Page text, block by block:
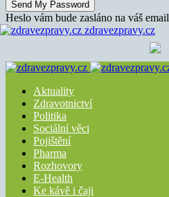
Heslo vám bude zasláno na váš email
zdravezpravy.cz
Aktuality
Zdravotnictví
Politika
Sociální věci
Pojištění
Pharma
Rozhovory
E-Health
Ke kávě i čaji